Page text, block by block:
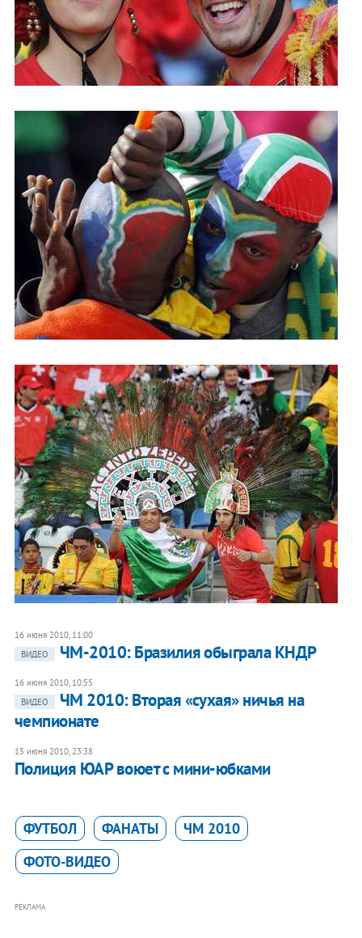
16 июня 2010, 11:00
ВИДЕО
ЧМ-2010: Бразилия обыграла КНДР
16 июня 2010, 10:55
ВИДЕО
ЧМ 2010: Вторая «сухая» ничья на
чемпионате
15 июня 2010, 23:38
Полиция ЮАР воюет с мини-юбками
ФУТБОЛ ФАНАТЫ
ЧМ 2010
ФОТО-ВИДЕО
РЕКЛАМА